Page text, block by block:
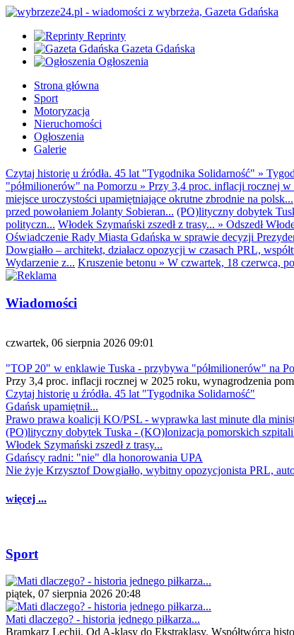
Reprinty
Gazeta Gdańska
Ogłoszenia
Strona główna
Sport
Motoryzacja
Nieruchomości
Ogłoszenia
Galerie
Czytaj historię u źródła. 45 lat "Tygodnika Solidarność" »
"półmilionerów" na Pomorzu » Przy 3,4 proc. inflacji rocznej w
miejsce uroczystości upamiętniające okrutne zbrodnie na polsk...
przed powołaniem Jolanty Sobieran... (PO)lityczny dobytek
polityczn... Włodek Szymański zszedł z trasy... » Odszedł
Oświadczenie Rady Miasta Gdańska w sprawie decyzji
Dowgiałło – architekt, działacz opozycji w czasach PRL,
Wydarzenie z... Kruszenie betonu » W czwartek, 18 czerwca,
Wiadomości
czwartek, 06 sierpnia 2026 09:01
"TOP 20" w enklawie Tuska - przybywa "półmilionerów" na
Przy 3,4 proc. inflacji rocznej w 2025 roku, wynagrodzenia
Czytaj historię u źródła. 45 lat "Tygodnika Solidarność"
Gdańsk upamiętnił...
Prawo prawa koalicji KO/PSL - wyprawka last minute dla
(PO)lityczny dobytek Tuska - (KO)lonizacja pomorskich
Włodek Szymański zszedł z trasy...
Gdańscy radni: "nie" dla honorowania UPA
Nie żyje Krzysztof Dowgiałło, wybitny opozycjonista PRL,
więcej ...
Sport
piątek, 07 sierpnia 2026 20:48
Mati dlaczego? - historia jednego piłkarza...
Bramkarz Lechii. Od A-klasy do Ekstraklasy. Współtwórca